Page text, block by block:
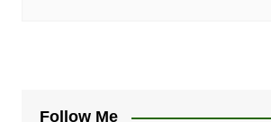
Follow Me